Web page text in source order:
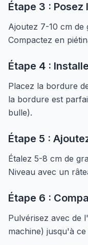
Étape 3 :
Ajoutez 7-10 cm de
Compactez en
Étape 4 :
Placez la bordure
la bordure est
bulle).
Étape 5 :
Étalez 5-8 cm de
Niveau avec un
Étape 6 :
Pulvérisez avec de
machine) jusqu'à